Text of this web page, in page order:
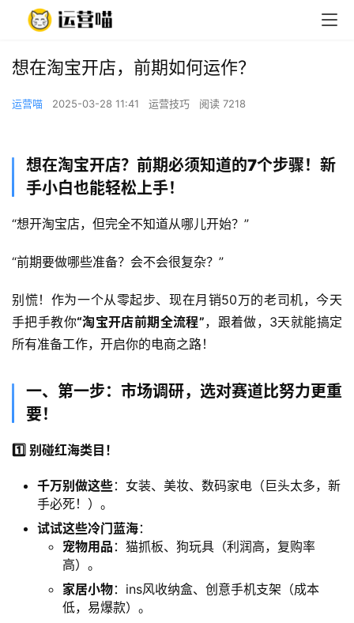
想在淘宝开店，前期如何运作？
运营喵 2025-03-28 11:41 运营技巧 阅读 7218
想在淘宝开店？前期必须知道的7个步骤！新
手小白也能轻松上手！​
“想开淘宝店，但完全不知道从哪儿开始？”
“前期要做哪些准备？会不会很复杂？”
别慌！作为一个从零起步、现在月销50万的老司机，今天
手把手教你​“淘宝开店前期全流程”​，跟着做，3天就能搞定
所有准备工作，开启你的电商之路！
​一、第一步：市场调研，选对赛道比努力更重
要！​
1️⃣ 别碰红海类目！​
千万别做这些：女装、美妆、数码家电（巨头太多，新
手必死！）。
试试这些冷门蓝海：
宠物用品 ：猫抓板、狗玩具（利润高，复购率
高）。
家居小物：ins风收纳盒、创意手机支架（成本
低，易爆款）。